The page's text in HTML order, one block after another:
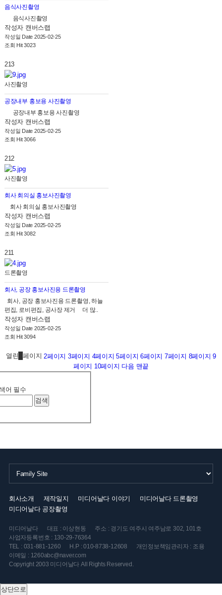
음식사진촬영
음식사진촬영
작성자 캔버스랩
작성일 Date 2025-02-25
조회 Hit 3023
213
사진촬영
공장내부 홍보용 사진촬영
공장내부 홍보용 사진촬영
작성자 캔버스랩
작성일 Date 2025-02-25
조회 Hit 3066
212
사진촬영
회사 회의실 홍보사진촬영
회사 회의실 홍보사진촬영
작성자 캔버스랩
작성일 Date 2025-02-25
조회 Hit 3082
211
드론촬영
회사, 공장 홍보사진용 드론촬영
회사, 공장 홍보사진용 드론촬영, 하늘
편집, 로비편집, 공사장 제거 더 많..
작성자 캔버스랩
작성일 Date 2025-02-25
조회 Hit 3094
열린 페이지 2페이지 3페이지 4페이지 5페이지 6페이지 7페이지 8페이지 9
페이지 10페이지 다음 맨끝
어 필수
검색
회사소개 제작일지 미디어날다 이야기
미디어날다 드론촬영
미디어날다 공장촬영
미디어날다 대표 : 이상현동
주소 : 경기도 여주시 여주남로 302, 101호
사업자등록번호 : 130-29-76364
TEL : 031-881-1260
H.P : 010-8738-12608
개인정보책임관리자 : 조용
이메일 : 1260abc@naver.com
Copyright 2003 미디어날다 All Rights Reserved.
상단으로